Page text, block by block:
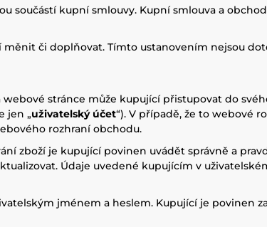
součástí kupní smlouvy. Kupní smlouva a
či doplňovat. Tímto ustanovením nejsou
stránce může kupující přistupovat do
jen „uživatelský účet“). V případě, že to webové
rozhraní obchodu.
zboží je kupující povinen uvádět správně a
Údaje uvedené kupujícím v
jménem a heslem. Kupující je povinen